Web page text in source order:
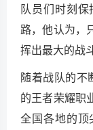
队员们时刻
路，他认为，
挥出最大的战
随着战队的不
的王者荣耀职
全国各地的顶